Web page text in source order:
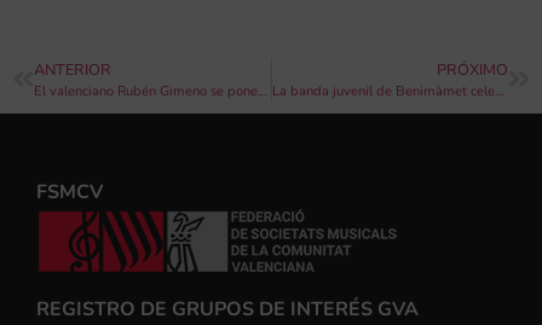
ANTERIOR
El valenciano Rubén Gimeno se pone al frente de la Orquesta de Valencia
PRÓXIMO
La banda juvenil de Benimàmet celebra un concert benèfic pel dany cerebral adquirit
FSMCV
REGISTRO DE GRUPOS DE INTERÉS GVA